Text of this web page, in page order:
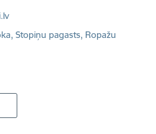
Stopiņu pagasts, Ropažu